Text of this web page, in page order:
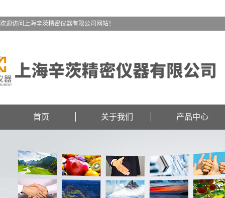
欢迎访问上海辛茨精密仪器有限公司网站！
首页 关于我们 产品中心